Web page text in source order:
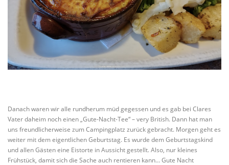
Danach waren wir alle rundherum müd gegessen und es gab bei Clares
Vater daheim noch einen „Gute-Nacht-Tee“ – very British. Dann hat man
uns freundlicherweise zum Campingplatz zurück gebracht. Morgen geht es
weiter mit dem eigentlichen Geburtstag. Es wurde dem Geburtstagskind
und allen Gästen eine Eistorte in Aussicht gestellt. Also, nur kleines
Frühstück, damit sich die Sache auch rentieren kann… Gute Nacht